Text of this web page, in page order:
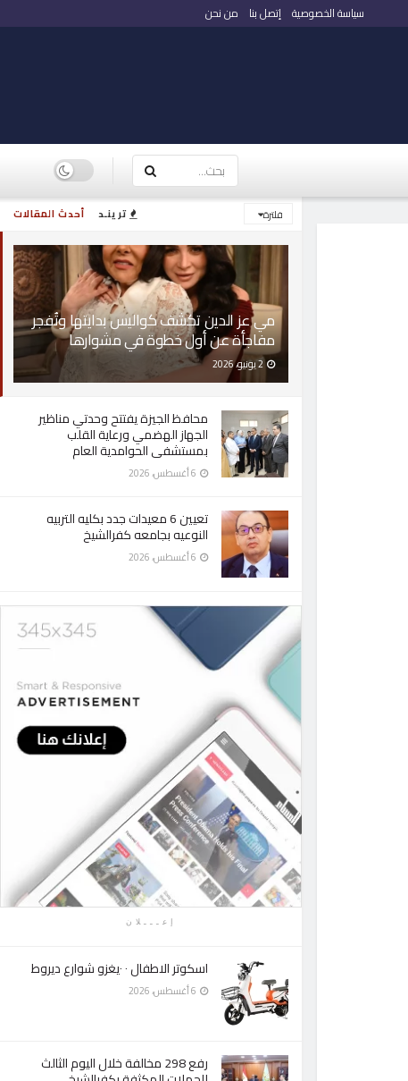
أحدث المقالات ترينـد فلترة
مي عز الدين تكشف كواليس بدايتها وتُفجر
مفاجأة عن أول خطوة في مشوارها
2 يونيو، 2026
محافظ الجيزة يفتتح وحدتي مناظير
الجهاز الهضمي ورعاية القلب
بمستشفى الحوامدية العام
تعيين 6 معيدات جدد بكليه التربيه
النوعيه بجامعه كفرالشيخ
إعـــلان
اسكوتر الاطفال ٠ ٠يغزو شوارع ديروط
رفع 298 مخالفة خلال اليوم الثالث
سياسة الخصوصية إتصل بنا من نحن